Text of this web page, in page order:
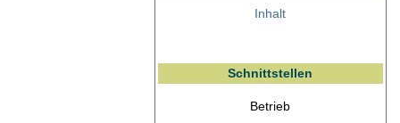
Inhalt
Schnittstellen
Betrieb